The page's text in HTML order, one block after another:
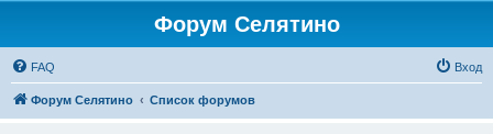
Форум Селятино
FAQ Вход
Форум Селятино Список форумов